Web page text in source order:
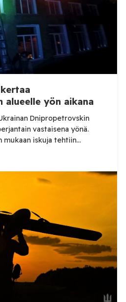
alueelle yön aikana
Dnipropetrovskin
vastaisena yönä.
mukaan iskuja tehtiin
eri alueelle.
johtaja Oleksandr Hanzha
elokuuta julkaisemassaan
20 kertaa viidelle alueelle.
kohdistui Nikopolin